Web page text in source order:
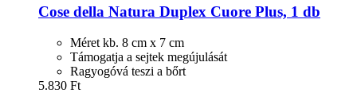
Cose della Natura Duplex Cuore Plus, 1 db
Méret kb. 8 cm x 7 cm
Támogatja a sejtek megújulását
Ragyogóvá teszi a bőrt
5.830 Ft